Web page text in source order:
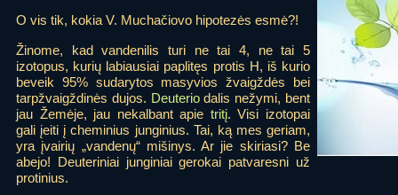
O vis tik, kokia V. Muchačiovo hipotezės esmė?!
Žinome, kad vandenilis turi ne tai 4, ne tai 5
izotopus, kurių labiausiai paplitęs protis H, iš kurio
beveik 95% sudarytos masyvios žvaigždės bei
tarpžvaigždinės dujos. Deuteriodalis nežymi, bent
jau Žemėje, jau nekalbant apie tritį. Visi izotopai
gali įeiti į cheminius junginius. Tai, ką mes geriam,
yra įvairių „vandenų“ mišinys. Ar jie skiriasi? Be
abejo! Deuteriniai junginiai gerokai patvaresni už
protinius.